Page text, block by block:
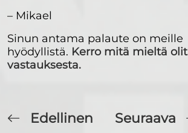
– Mikael
Sinun antama palaute on meille
hyödyllistä. Kerro mitä mieltä olit
vastauksesta.
Edellinen Seuraava